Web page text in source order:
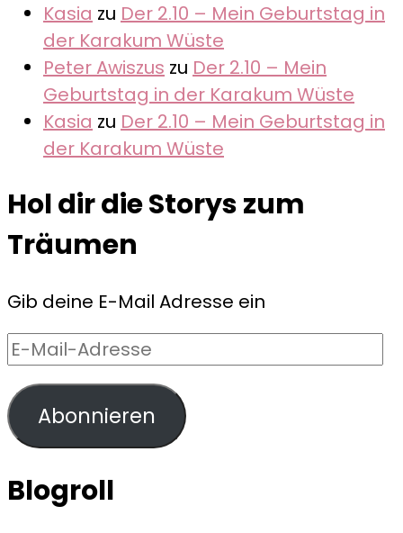
Kasia zu Der 2.10 – Mein Geburtstag in
der Karakum Wüste
Peter Awiszus zu Der 2.10 – Mein
Geburtstag in der Karakum Wüste
Kasia zu Der 2.10 – Mein Geburtstag in
der Karakum Wüste
Hol dir die Storys zum
Träumen
Gib deine E-Mail Adresse ein
E-
Mail-
Adresse
Abonnieren
Blogroll